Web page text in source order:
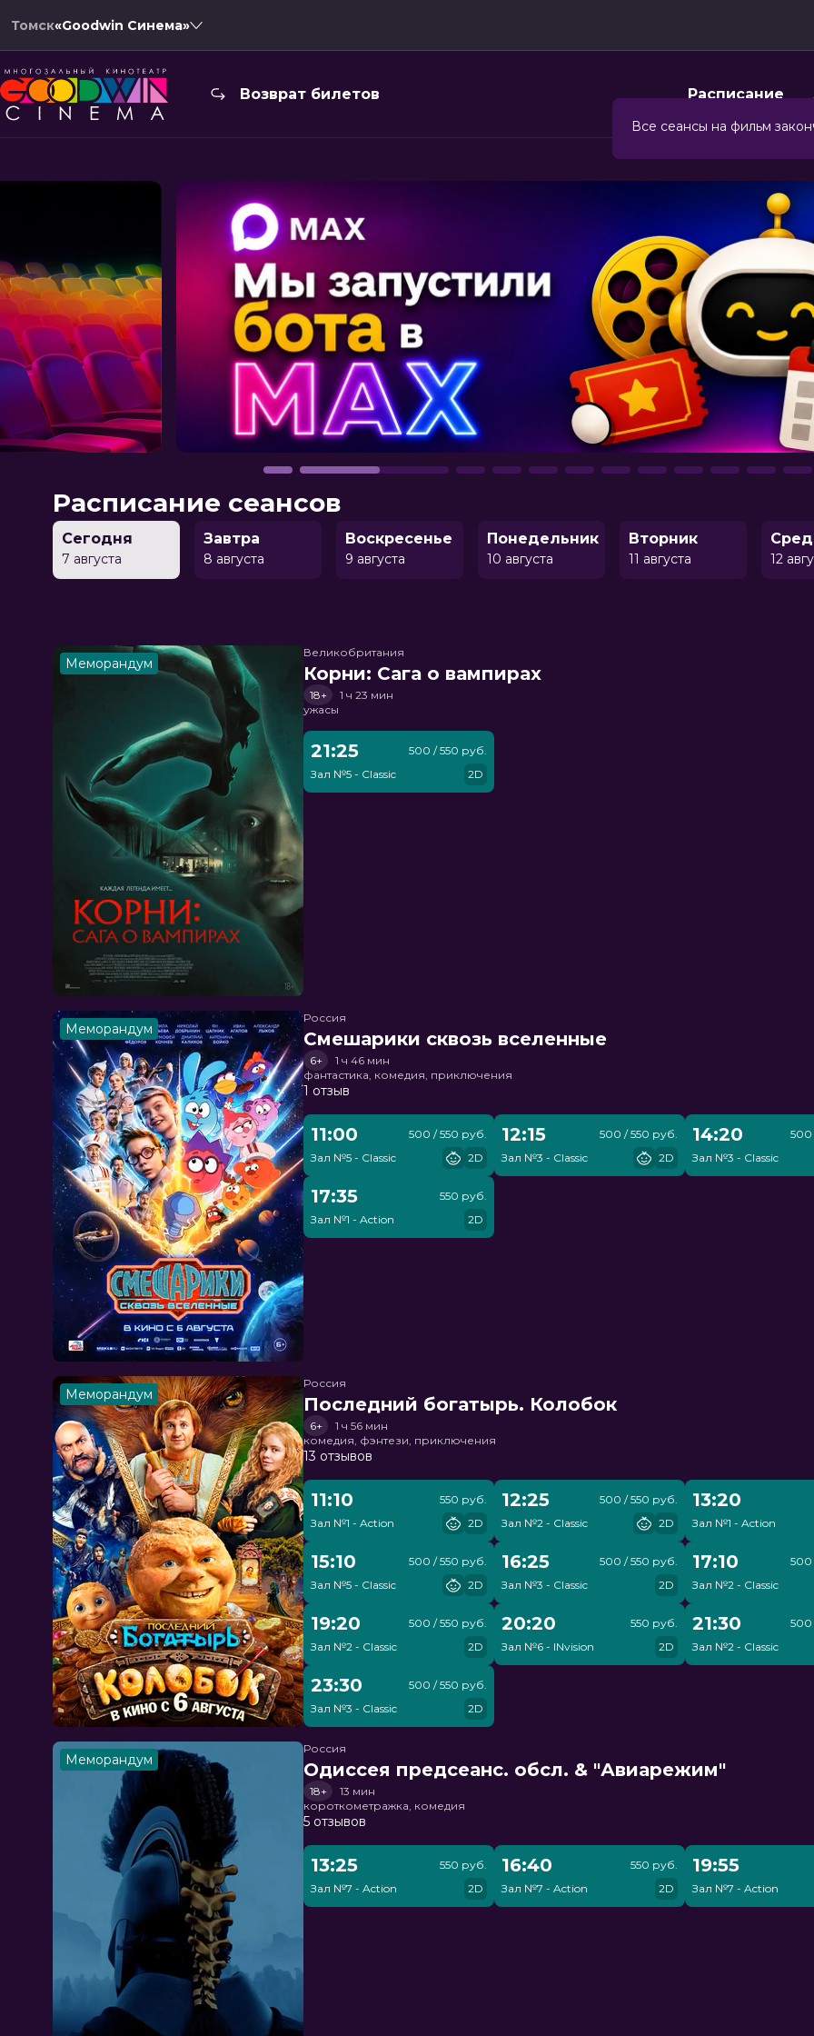
Томск«Goodwin Синема»
Возврат билетов Расписание
Расписание сеансов
Сегодня
7 августа
Завтра
8 августа
Воскресенье
9 августа
Понедельник
10 августа
Вторник
11 августа 12
Меморандум
Великобритания
Корни: Сага о вампирах
18+
1 ч 23 мин
ужасы
21:25
Зал №5 - Classic
500 / 550 руб.
2D
Меморандум
Россия
Смешарики сквозь вселенные
6+
1 ч 46 мин
фантастика, комедия, приключения
1 отзыв
11:00
Зал №5 - Classic
500 / 550 руб.
2D
12:15
Зал №3 - Classic
500 / 550 руб.
2D
14:20
Зал №3 - Classic
500
17:35
Зал №1 - Action
550 руб.
2D
Меморандум
Россия
Последний богатырь. Колобок
6+
1 ч 56 мин
комедия, фэнтези, приключения
13 отзывов
11:10
Зал №1 - Action
550 руб.
2D
12:25
Зал №2 - Classic
500 / 550 руб.
2D
13:20
Зал №1 - Action
15:10
Зал №5 - Classic
500 / 550 руб.
2D
16:25
Зал №3 - Classic
500 / 550 руб.
2D
17:10
Зал №2 - Classic
500
19:20
Зал №2 - Classic
500 / 550 руб.
2D
20:20
Зал №6 - INvision
550 руб.
2D
21:30
Зал №2 - Classic
500
23:30
Зал №3 - Classic
500 / 550 руб.
2D
Меморандум
Россия
Одиссея предсеанс. обсл. & "Авиарежим"
18+
13 мин
короткометражка, комедия
5 отзывов
13:25
Зал №7 - Action
550 руб.
2D
16:40
Зал №7 - Action
550 руб.
2D
19:55
Зал №7 - Action